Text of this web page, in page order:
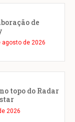
de
agosto de 2026
topo do Radar
2026